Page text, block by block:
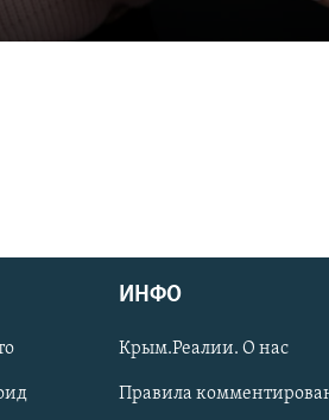
ИНФО
Крым.Реалии. О нас
Правила